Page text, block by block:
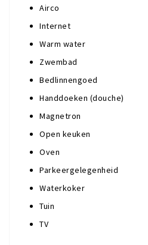
Airco
Internet
Warm water
Zwembad
Bedlinnengoed
Handdoeken (douche)
Magnetron
Open keuken
Oven
Parkeergelegenheid
Waterkoker
Tuin
TV